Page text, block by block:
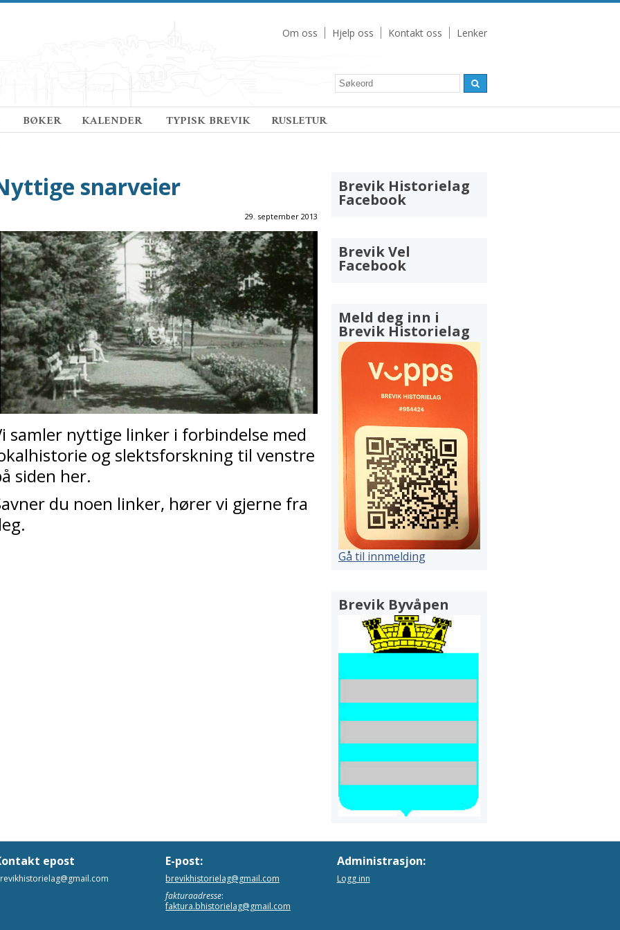
Om oss Hjelp oss Kontakt oss Lenker
BØKER KALENDER TYPISK BREVIK RUSLETUR
snarveier
29. september 2013
samler nyttige linker i forbindelse med
og slektsforskning til venstre
siden her.
du noen linker, hører vi gjerne fra
Brevik Historielag
Facebook
Brevik Vel
Facebook
Meld deg inn i
Brevik Historielag
Gå til innmelding
Brevik Byvåpen
epost E-post:
brevikhistorielag@gmail.com
fakturaadresse:
faktura.bhistorielag@gmail.com
Administrasjon:
Logg inn